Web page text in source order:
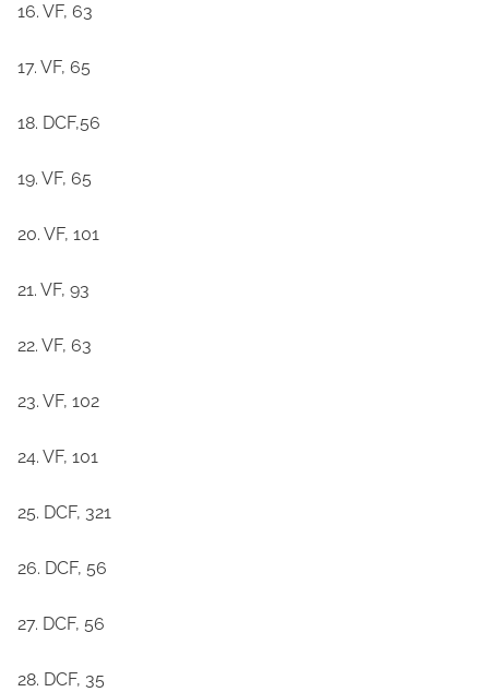
16. VF, 63
17. VF, 65
18. DCF,56
19. VF, 65
20. VF, 101
21. VF, 93
22. VF, 63
23. VF, 102
24. VF, 101
25. DCF, 321
26. DCF, 56
27. DCF, 56
28. DCF, 35